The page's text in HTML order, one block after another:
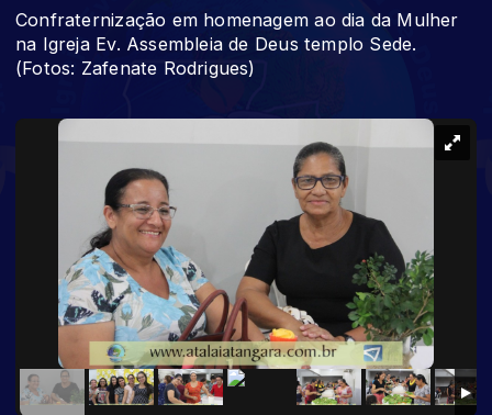
Confraternização em homenagem ao dia da Mulher
na Igreja Ev. Assembleia de Deus templo Sede.
(Fotos: Zafenate Rodrigues)